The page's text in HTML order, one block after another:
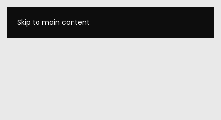
Skip to main content